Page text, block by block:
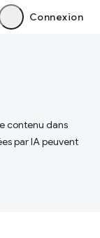
Connexion
contenu dans
par IA peuvent